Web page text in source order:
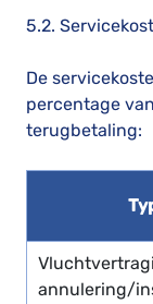
5.2.
De
percentage
terugbetaling:
annulering/